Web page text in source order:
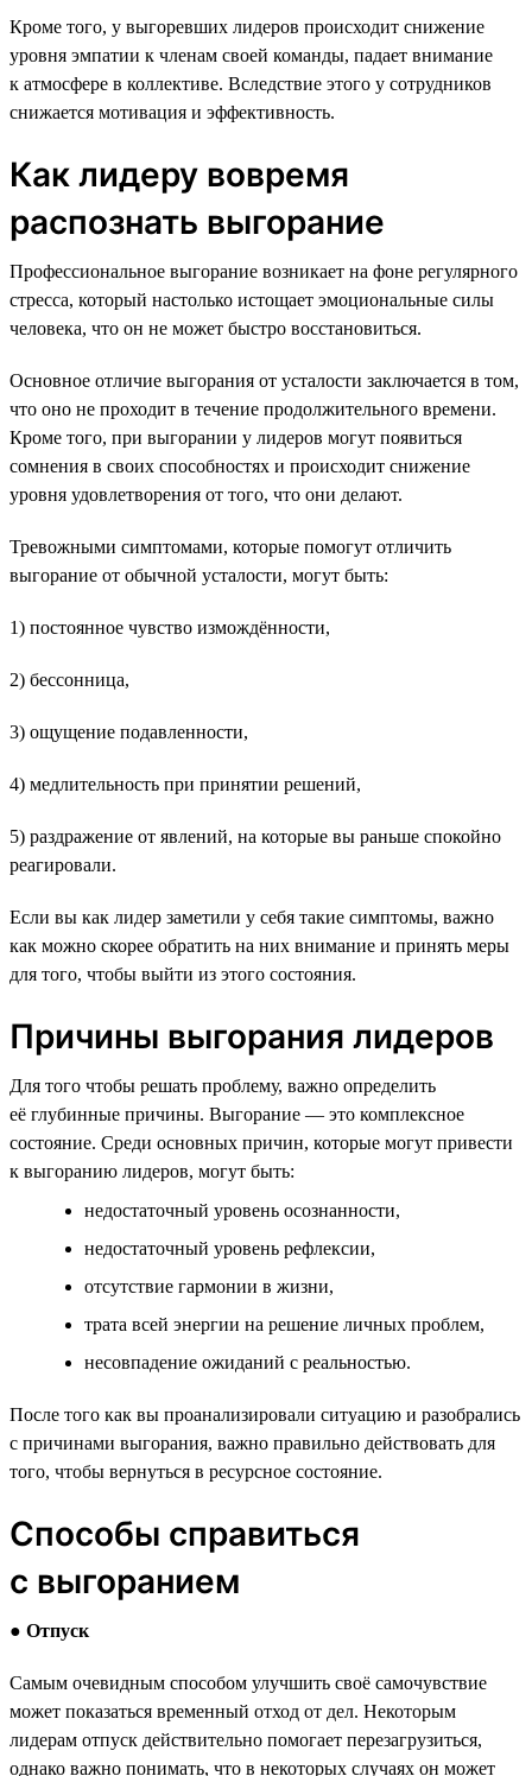
Кроме того, у выгоревших лидеров происходит снижение
уровня эмпатии к членам своей команды, падает внимание
к атмосфере в коллективе. Вследствие этого у сотрудников
снижается мотивация и эффективность.
Как лидеру вовремя
распознать выгорание
Профессиональное выгорание возникает на фоне регулярного
стресса, который настолько истощает эмоциональные силы
человека, что он не может быстро восстановиться.
Основное отличие выгорания от усталости заключается в том,
что оно не проходит в течение продолжительного времени.
Кроме того, при выгорании у лидеров могут появиться
сомнения в своих способностях и происходит снижение
уровня удовлетворения от того, что они делают.
Тревожными симптомами, которые помогут отличить
выгорание от обычной усталости, могут быть:
1) постоянное чувство измождённости,
2) бессонница,
3) ощущение подавленности,
4) медлительность при принятии решений,
5) раздражение от явлений, на которые вы раньше спокойно
реагировали.
Если вы как лидер заметили у себя такие симптомы, важно
как можно скорее обратить на них внимание и принять меры
для того, чтобы выйти из этого состояния.
Причины выгорания лидеров
Для того чтобы решать проблему, важно определить
её глубинные причины. Выгорание — это комплексное
состояние. Среди основных причин, которые могут привести
к выгоранию лидеров, могут быть:
недостаточный уровень осознанности,
недостаточный уровень рефлексии,
отсутствие гармонии в жизни,
трата всей энергии на решение личных проблем,
несовпадение ожиданий с реальностью.
После того как вы проанализировали ситуацию и разобрались
с причинами выгорания, важно правильно действовать для
того, чтобы вернуться в ресурсное состояние.
Способы справиться
с выгоранием
● Отпуск
Самым очевидным способом улучшить своё самочувствие
может показаться временный отход от дел. Некоторым
лидерам отпуск действительно помогает перезагрузиться,
однако важно понимать, что в некоторых случаях он может